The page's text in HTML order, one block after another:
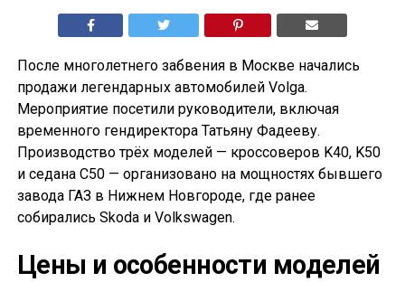
После многолетнего забвения в Москве начались
продажи легендарных автомобилей Volga.
Мероприятие посетили руководители, включая
временного гендиректора Татьяну Фадееву.
Производство трёх моделей — кроссоверов K40, K50
и седана С50 — организовано на мощностях бывшего
завода ГАЗ в Нижнем Новгороде, где ранее
собирались Skoda и Volkswagen.
Цены и особенности моделей